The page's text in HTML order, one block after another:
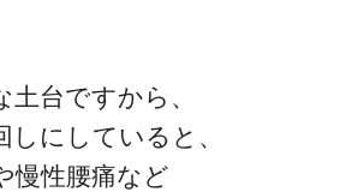
台ですから、
にしていると、
慢性腰痛など